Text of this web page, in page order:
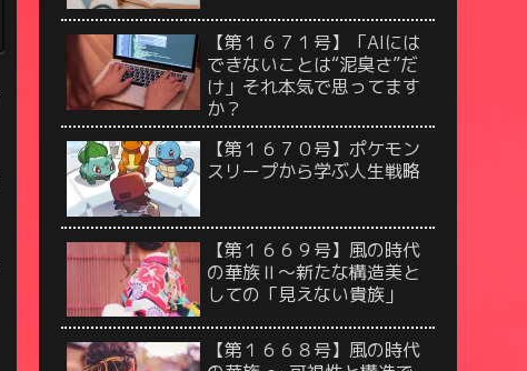
【第１６７１号】「AIには
できないことは“泥臭さ”だ
け」それ本気で思ってます
か？
【第１６７０号】ポケモン
スリープから学ぶ人生戦略
【第１６６９号】風の時代
の華族Ⅱ〜新たな構造美と
しての「見えない貴族」
【第１６６８号】風の時代